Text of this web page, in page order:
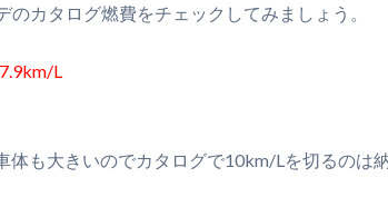
のカタログ燃費をチェックしてみましょう。
7.9km/L
体も大きいのでカタログで10km/Lを切るのは